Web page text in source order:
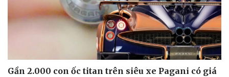
Sân khấu - Điện ảnh
Văn học
Nghệ sĩ
Thời trang
Sao Việt
Gần 2.000 con ốc titan trên siêu xe Pagani có giá